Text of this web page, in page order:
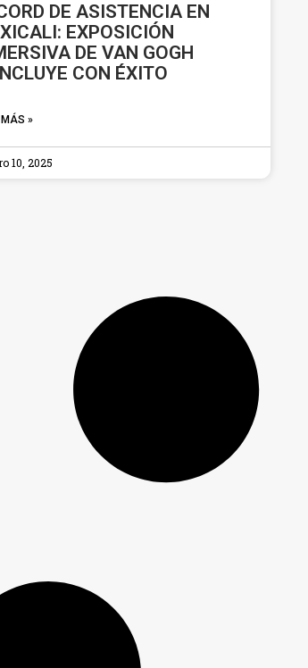
DE ASISTENCIA EN
EXPOSICIÓN
DE VAN GOGH
CON ÉXITO
MÁS »
10, 2025